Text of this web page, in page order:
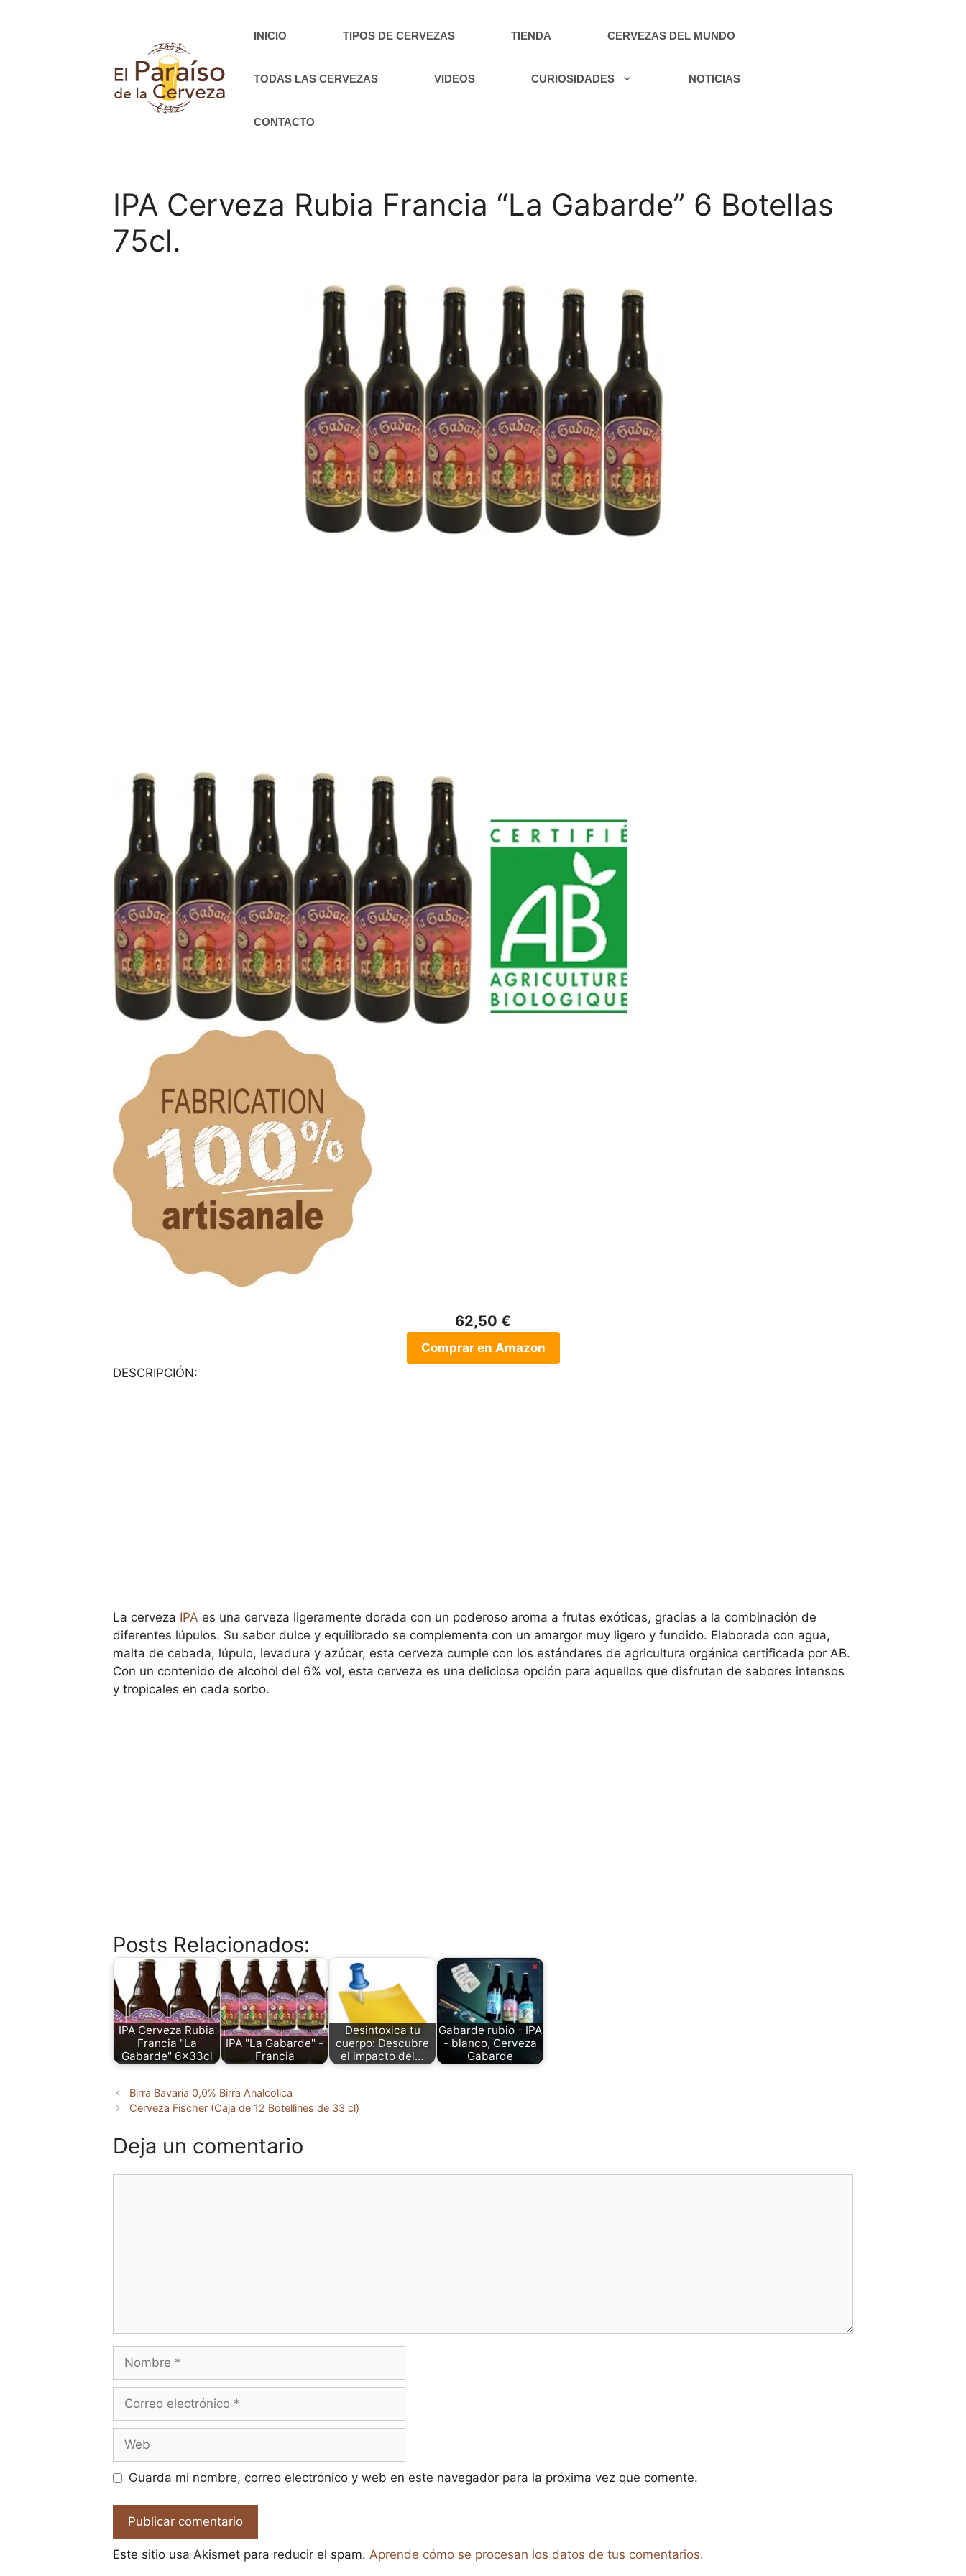
INICIO TIPOS DE CERVEZAS TIENDA CERVEZAS DEL MUNDO
TODAS LAS CERVEZAS VIDEOS CURIOSIDADES NOTICIAS
CONTACTO
IPA Cerveza Rubia Francia “La Gabarde” 6 Botellas
75cl.
62,50 €
Comprar en Amazon
DESCRIPCIÓN:
La cerveza IPA es una cerveza ligeramente dorada con un poderoso aroma a frutas exóticas, gracias a la combinación de
diferentes lúpulos. Su sabor dulce y equilibrado se complementa con un amargor muy ligero y fundido. Elaborada con agua,
malta de cebada, lúpulo, levadura y azúcar, esta cerveza cumple con los estándares de agricultura orgánica certificada por AB.
Con un contenido de alcohol del 6% vol, esta cerveza es una deliciosa opción para aquellos que disfrutan de sabores intensos
y tropicales en cada sorbo.
Posts Relacionados:
IPA Cerveza Rubia
Francia "La
Gabarde" 6x33cl
IPA "La Gabarde" -
Francia
Desintoxica tu
cuerpo: Descubre
el impacto del…
Gabarde rubio - IPA
- blanco, Cerveza
Gabarde
Birra Bavaria 0,0% Birra Analcolica
Cerveza Fischer (Caja de 12 Botellines de 33 cl)
Deja un comentario
electrónico
Guarda mi nombre, correo electrónico y web en este navegador para la próxima vez que comente.
Este sitio usa Akismet para reducir el spam. Aprende cómo se procesan los datos de tus comentarios.